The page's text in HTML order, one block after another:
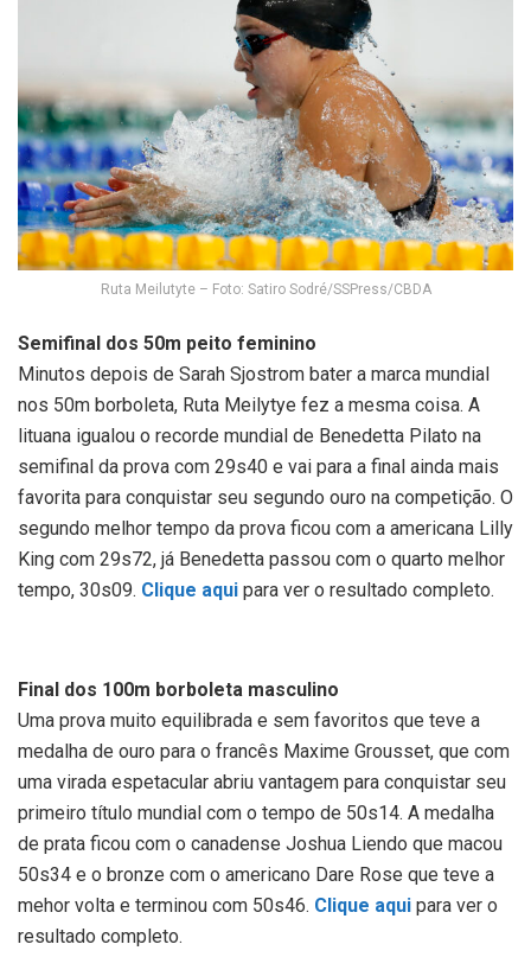
Ruta Meilutyte – Foto: Satiro Sodré/SSPress/CBDA
Semifinal dos 50m peito feminino
Minutos depois de Sarah Sjostrom bater a marca mundial
nos 50m borboleta, Ruta Meilytye fez a mesma coisa. A
lituana igualou o recorde mundial de Benedetta Pilato na
semifinal da prova com 29s40 e vai para a final ainda mais
favorita para conquistar seu segundo ouro na competição. O
segundo melhor tempo da prova ficou com a americana Lilly
King com 29s72, já Benedetta passou com o quarto melhor
tempo, 30s09. Clique aqui para ver o resultado completo.
Final dos 100m borboleta masculino
Uma prova muito equilibrada e sem favoritos que teve a
medalha de ouro para o francês Maxime Grousset, que com
uma virada espetacular abriu vantagem para conquistar seu
primeiro título mundial com o tempo de 50s14. A medalha
de prata ficou com o canadense Joshua Liendo que macou
50s34 e o bronze com o americano Dare Rose que teve a
mehor volta e terminou com 50s46. Clique aqui para ver o
resultado completo.